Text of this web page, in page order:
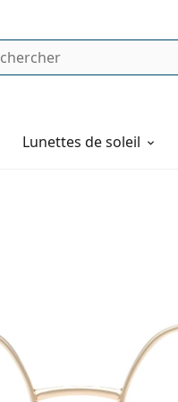
Lunettes de soleil